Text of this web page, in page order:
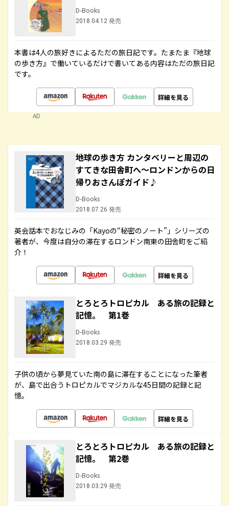
D-Books
2018.04.12 発売
本書は4人の旅好きによるただの旅日記です。たまたま『地球
の歩き方』で働いているだけで書いてある内容はただの旅日記
です。
詳細を見る
AD
地球の歩き方 カンタベリーと周辺の
すてきな田舎町へ～ロンドンからの日
帰りおさんぽガイド♪
D-Books
2018.07.26 発売
英会話本でおなじみの「Kayoの“秘密のノート”」シリーズの
著者が、今度は自分の滞在するロンドン南東の田舎町をご紹
介！
詳細を見る
とろとろトロピカル ある旅の記録と
記憶。 第1巻
D-Books
2018.03.29 発売
子供の頃から夢見ていた南の島に滞在することになった筆者
が、島で出合うトロピカルでマジカルな45日間の記録と記
憶。
詳細を見る
とろとろトロピカル ある旅の記録と
記憶。 第2巻
D-Books
2018.03.29 発売